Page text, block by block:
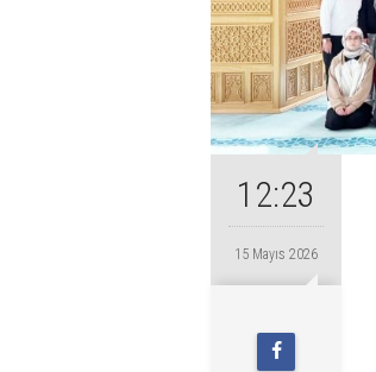
12:23
15 Mayıs 2026